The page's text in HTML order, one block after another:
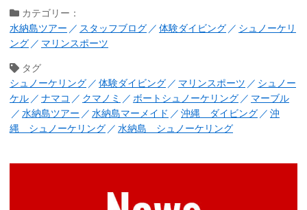
カテゴリー：
水納島ツアー
スタッフブログ 体験ダイビング
シュノーケリ
ング
マリンスポーツ
タグ
シュノーケリング
体験ダイビング マリンスポーツ
シュノー
ケル
ナマコ クマノミ ボートシュノーケリング
マーブル
水納島ツアー
水納島マーメイド 沖縄 ダイビング
沖
縄 シュノーケリング
水納島 シュノーケリング